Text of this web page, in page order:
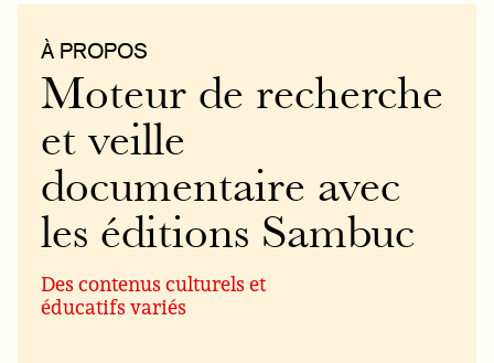
À PROPOS
Moteur de recherche
et veille
documentaire avec
les éditions Sambuc
Des contenus culturels et
éducatifs variés